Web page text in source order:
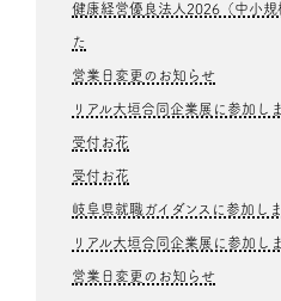
健康経営優良法人2026（中小規
た
営業日変更のお知らせ
リアル大垣合同企業展に参加し
受付お花
受付お花
岐阜県就職ガイダンスに参加し
リアル大垣合同企業展に参加し
営業日変更のお知らせ